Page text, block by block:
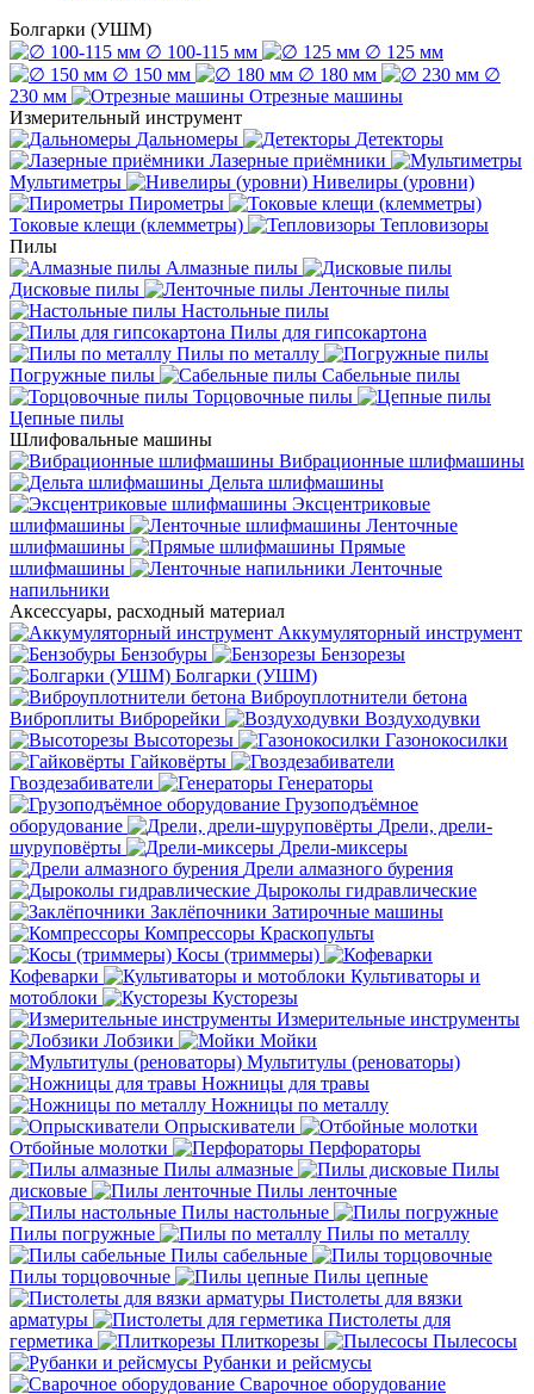
Болгарки (УШМ)
∅ 100-115 мм
∅ 125 мм
∅ 150 мм
∅ 180 мм
∅
230 мм
Отрезные машины
Измерительный инструмент
Дальномеры
Детекторы
Лазерные приёмники
Мультиметры
Нивелиры (уровни)
Пирометры
Токовые клещи (клемметры)
Тепловизоры
Пилы
Алмазные пилы
Дисковые пилы
Ленточные пилы
Настольные пилы
Пилы для гипсокартона
Пилы по металлу
Погружные пилы
Сабельные пилы
Торцовочные пилы
Цепные пилы
Шлифовальные машины
Вибрационные шлифмашины
Дельта шлифмашины
Эксцентриковые
шлифмашины
Ленточные
шлифмашины
Прямые
шлифмашины
Ленточные
напильники
Аксессуары, расходный материал
Аккумуляторный инструмент
Бензобуры
Бензорезы
Болгарки (УШМ)
Виброуплотнители бетона
Виброплиты Виброрейки
Воздуходувки
Высоторезы
Газонокосилки
Гайковёрты
Гвоздезабиватели
Генераторы
Грузоподъёмное
оборудование
Дрели, дрели-
шуруповёрты
Дрели-миксеры
Дрели алмазного бурения
Дыроколы гидравлические
Заклёпочники Затирочные машины
Компрессоры Краскопульты
Косы (триммеры)
Кофеварки
Культиваторы и
мотоблоки
Кусторезы
Измерительные инструменты
Лобзики
Мойки
Мультитулы (реноваторы)
Ножницы для травы
Ножницы по металлу
Опрыскиватели
Отбойные молотки
Перфораторы
Пилы алмазные
Пилы
дисковые
Пилы ленточные
Пилы настольные
Пилы погружные
Пилы по металлу
Пилы сабельные
Пилы торцовочные
Пилы цепные
Пистолеты для вязки
арматуры
Пистолеты для
герметика
Плиткорезы
Пылесосы
Рубанки и рейсмусы
Сварочное оборудование